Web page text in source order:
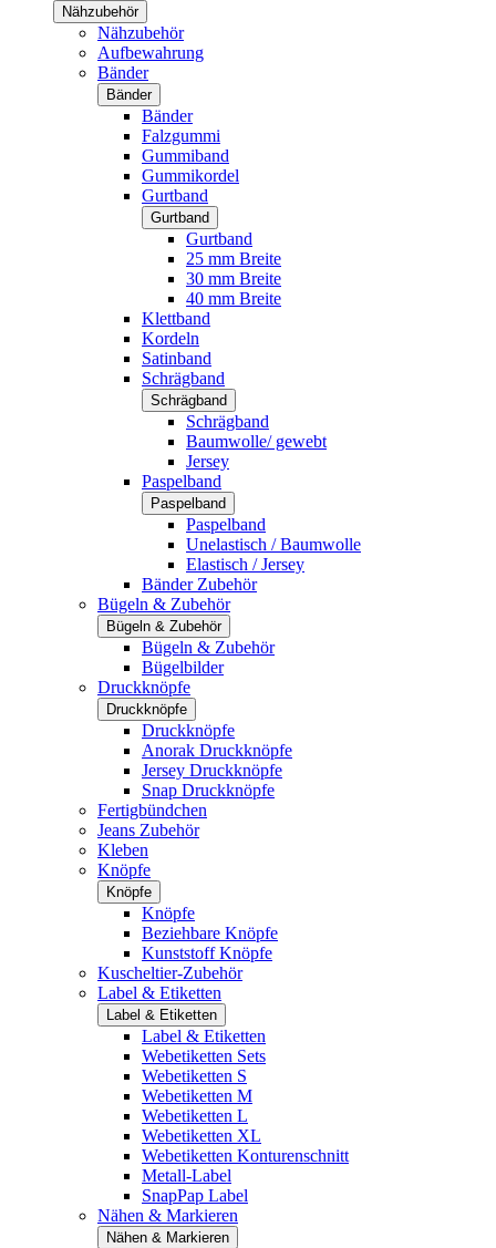
Nähzubehör
Nähzubehör
Aufbewahrung
Bänder
Bänder
Bänder
Falzgummi
Gummiband
Gummikordel
Gurtband
Gurtband
Gurtband
25 mm Breite
30 mm Breite
40 mm Breite
Klettband
Kordeln
Satinband
Schrägband
Schrägband
Schrägband
Baumwolle/ gewebt
Jersey
Paspelband
Paspelband
Paspelband
Unelastisch / Baumwolle
Elastisch / Jersey
Bänder Zubehör
Bügeln & Zubehör
Bügeln & Zubehör
Bügeln & Zubehör
Bügelbilder
Druckknöpfe
Druckknöpfe
Druckknöpfe
Anorak Druckknöpfe
Jersey Druckknöpfe
Snap Druckknöpfe
Fertigbündchen
Jeans Zubehör
Kleben
Knöpfe
Knöpfe
Knöpfe
Beziehbare Knöpfe
Kunststoff Knöpfe
Kuscheltier-Zubehör
Label & Etiketten
Label & Etiketten
Label & Etiketten
Webetiketten Sets
Webetiketten S
Webetiketten M
Webetiketten L
Webetiketten XL
Webetiketten Konturenschnitt
Metall-Label
SnapPap Label
Nähen & Markieren
Nähen & Markieren